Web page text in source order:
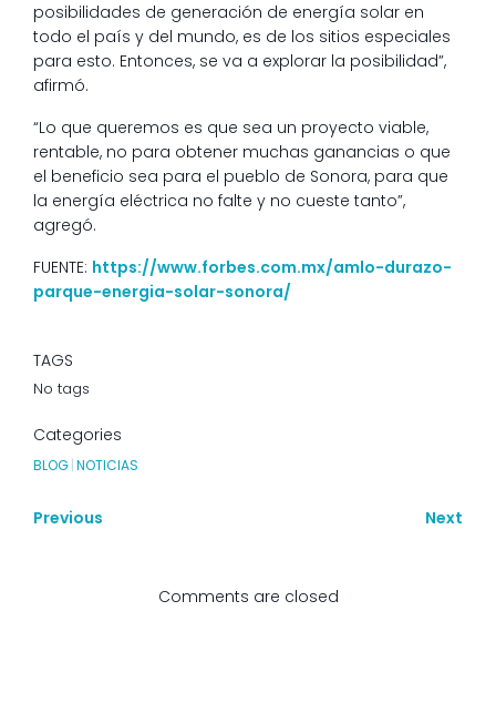
posibilidades de generación de energía solar en
todo el país y del mundo, es de los sitios especiales
para esto. Entonces, se va a explorar la posibilidad”,
afirmó.
“Lo que queremos es que sea un proyecto viable,
rentable, no para obtener muchas ganancias o que
el beneficio sea para el pueblo de Sonora, para que
la energía eléctrica no falte y no cueste tanto”,
agregó.
FUENTE: https://www.forbes.com.mx/amlo-durazo-
parque-energia-solar-sonora/
TAGS
No tags
Categories
BLOG|NOTICIAS
Previous Next
Comments are closed